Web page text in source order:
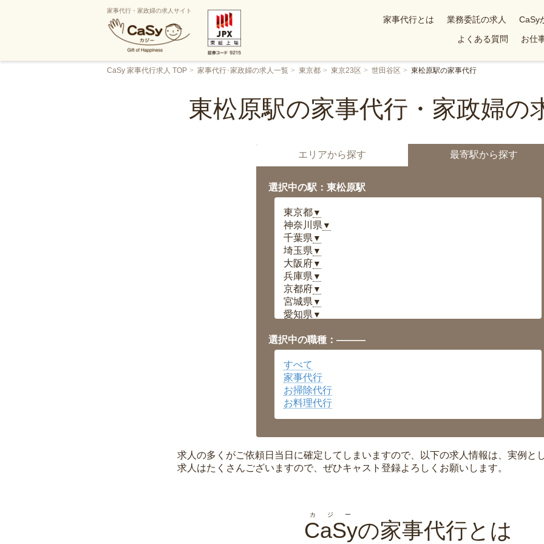
家事代行・家政婦の求人サイト
家事代行とは 業務委託の求人 CaSy
よくある質問
お仕
CaSy 家事代行求人 TOP 家事代行･家政婦の求人一覧 東京都 東京23区 世田谷区 東松原駅の家事代行
東松原駅の家事代行・家政婦の
エリアから探す 最寄駅から探す
選択中の駅：東松原駅
東京都▼
神奈川県 ▼
千葉県 ▼
埼玉県 ▼
大阪府▼
兵庫県 ▼
京都府▼
宮城県 ▼
愛知県 ▼
岡山県▼
広島県▼
沖縄県
選択中の職種：———
すべて
家事代行
お掃除代行
お料理代行
求人の多くがご依頼日当日に確定してしまいますので、以下の求人情報は、実例と
求人はたくさんございますので、ぜひキャスト登録よろしくお願いします。
CaSy
カジー
の家事代行とは